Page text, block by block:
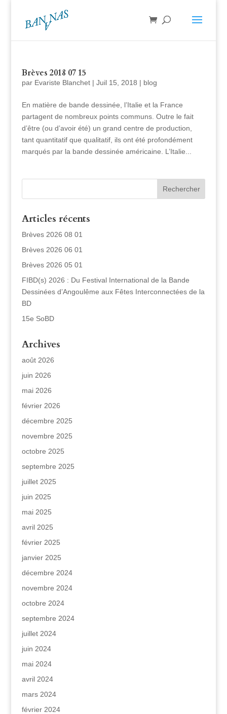
Brèves 2018 07 15
par Evariste Blanchet| Juil 15, 2018 | blog
En matière de bande dessinée, l’Italie et la France
partagent de nombreux points communs. Outre le fait
d’être (ou d’avoir été) un grand centre de production,
tant quantitatif que qualitatif, ils ont été profondément
marqués par la bande dessinée américaine. L’Italie...
Articles récents
Brèves 2026 08 01
Brèves 2026 06 01
Brèves 2026 05 01
FIBD(s) 2026 : Du Festival International de la Bande
Dessinées d’Angoulême aux Fêtes Interconnectées de la
BD
15e SoBD
Archives
août 2026
juin 2026
mai 2026
février 2026
décembre 2025
novembre 2025
octobre 2025
septembre 2025
juillet 2025
juin 2025
mai 2025
avril 2025
février 2025
janvier 2025
décembre 2024
novembre 2024
octobre 2024
septembre 2024
juillet 2024
juin 2024
mai 2024
avril 2024
mars 2024
février 2024